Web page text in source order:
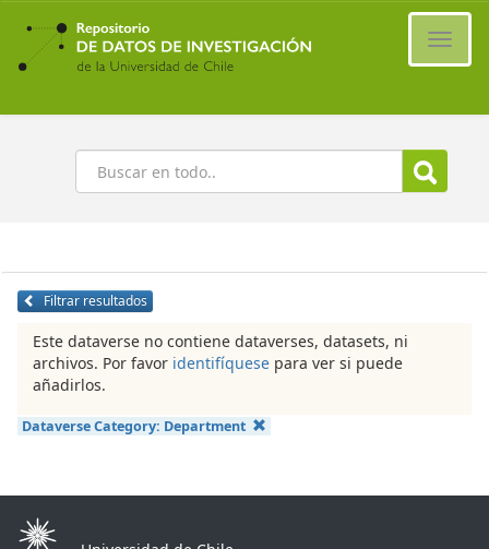
Ir
contenido
principal
Buscar
Filtrar resultados
Este dataverse no contiene dataverses, datasets, ni
archivos. Por favor identifíquese para ver si puede
añadirlos.
Dataverse Category: Department